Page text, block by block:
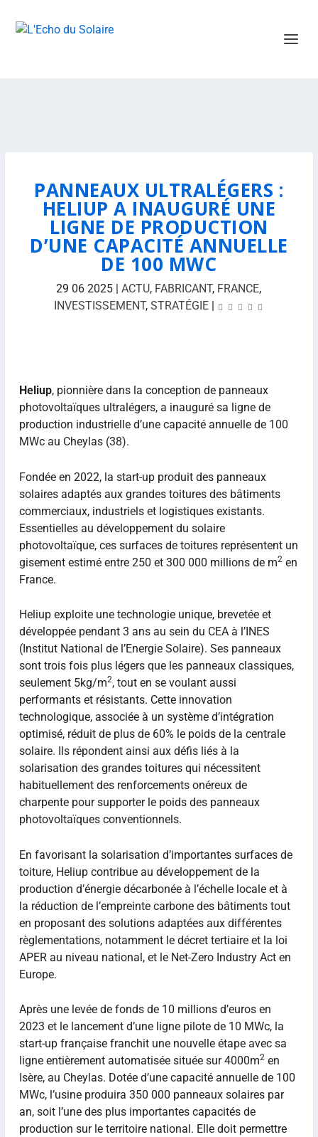
PANNEAUX ULTRALÉGERS :
HELIUP A INAUGURÉ UNE
LIGNE DE PRODUCTION
D’UNE CAPACITÉ ANNUELLE
DE 100 MWC
29 06 2025 |ACTU, FABRICANT, FRANCE,
INVESTISSEMENT, STRATÉGIE|
Heliup, pionnière dans la conception de panneaux
photovoltaïques ultralégers, a inauguré sa ligne de
production industrielle d’une capacité annuelle de 100
MWc au Cheylas (38).
Fondée en 2022, la start-up produit des panneaux
solaires adaptés aux grandes toitures des bâtiments
commerciaux, industriels et logistiques existants.
Essentielles au développement du solaire
photovoltaïque, ces surfaces de toitures représentent un
gisement estimé entre 250 et 300 000 millions de m2en
France.
Heliup exploite une technologie unique, brevetée et
développée pendant 3 ans au sein du CEA à l’INES
(Institut National de l’Energie Solaire). Ses panneaux
sont trois fois plus légers que les panneaux classiques,
seulement 5kg/m2, tout en se voulant aussi
performants et résistants. Cette innovation
technologique, associée à un système d’intégration
optimisé, réduit de plus de 60% le poids de la centrale
solaire. Ils répondent ainsi aux défis liés à la
solarisation des grandes toitures qui nécessitent
habituellement des renforcements onéreux de
charpente pour supporter le poids des panneaux
photovoltaïques conventionnels.
En favorisant la solarisation d’importantes surfaces de
toiture, Heliup contribue au développement de la
production d’énergie décarbonée à l’échelle locale et à
la réduction de l’empreinte carbone des bâtiments tout
en proposant des solutions adaptées aux différentes
règlementations, notamment le décret tertiaire et la loi
APER au niveau national, et le Net-Zero Industry Act en
Europe.
Après une levée de fonds de 10 millions d’euros en
2023 et le lancement d’une ligne pilote de 10 MWc, la
start-up française franchit une nouvelle étape avec sa
ligne entièrement automatisée située sur 4000m2en
Isère, au Cheylas. Dotée d’une capacité annuelle de 100
MWc, l’usine produira 350 000 panneaux solaires par
an, soit l’une des plus importantes capacités de
production sur le territoire national. Elle doit permettre